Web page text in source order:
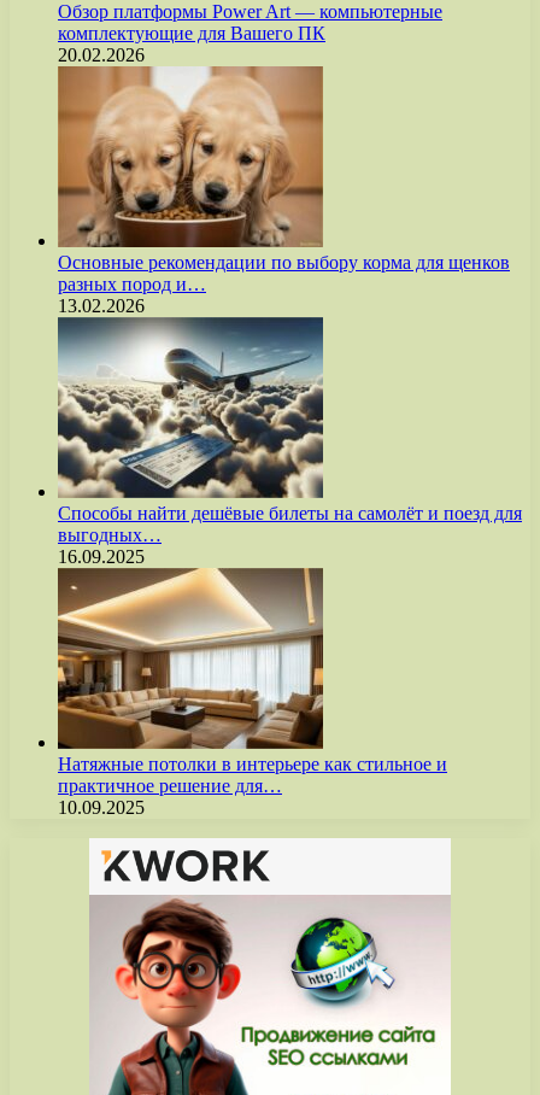
Обзор платформы Power Art — компьютерные
комплектующие для Вашего ПК
20.02.2026
Основные рекомендации по выбору корма для щенков
разных пород и…
13.02.2026
Способы найти дешёвые билеты на самолёт и поезд для
выгодных…
16.09.2025
Натяжные потолки в интерьере как стильное и
практичное решение для…
10.09.2025